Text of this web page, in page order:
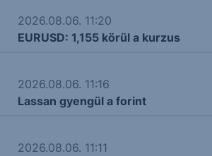
2026.08.06. 11:20
EURUSD: 1,155 körül a kurzus
2026.08.06. 11:16
Lassan gyengül a forint
2026.08.06. 11:11